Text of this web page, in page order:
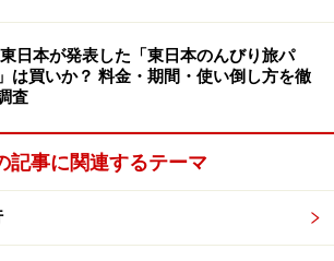
日本が発表した「東日本のんびり旅パ
は買いか？ 料金・期間・使い倒し方を徹
査
記事に関連するテーマ